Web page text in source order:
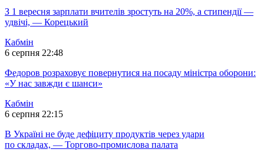
З 1 вересня зарплати вчителів зростуть на 20%, а стипендії —
удвічі, — Корецький
Кабмін
6 серпня 22:48
Федоров розраховує повернутися на посаду міністра оборони:
«У нас завжди є шанси»
Кабмін
6 серпня 22:15
В Україні не буде дефіциту продуктів через удари
по складах, — Торгово-промислова палата